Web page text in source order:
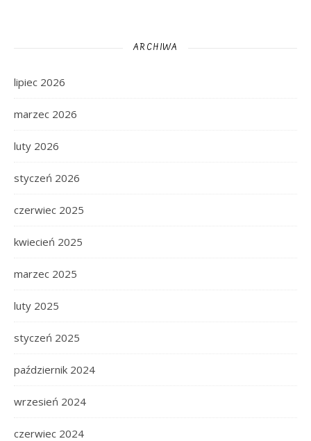
ARCHIWA
lipiec 2026
marzec 2026
luty 2026
styczeń 2026
czerwiec 2025
kwiecień 2025
marzec 2025
luty 2025
styczeń 2025
październik 2024
wrzesień 2024
czerwiec 2024